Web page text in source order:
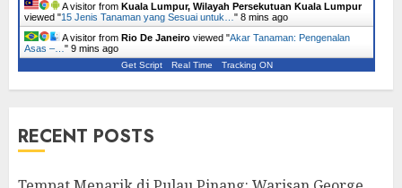
A visitor from Kuala Lumpur, Wilayah Persekutuan Kuala Lumpur
viewed "15 Jenis Tanaman yang Sesuai untuk… " 8 mins ago
A visitor from Rio De Janeiro viewed "Akar Tanaman: Pengenalan
Asas –… " 9 mins ago
Get Script Real Time Tracking ON
RECENT POSTS